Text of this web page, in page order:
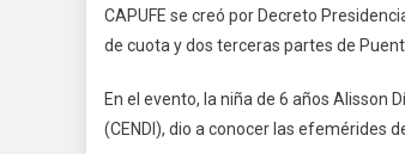
CAPUFE se creó por Decreto
de cuota y dos terceras partes de
En el evento, la niña de 6 años Alisson
(CENDI), dio a conocer las efemérides